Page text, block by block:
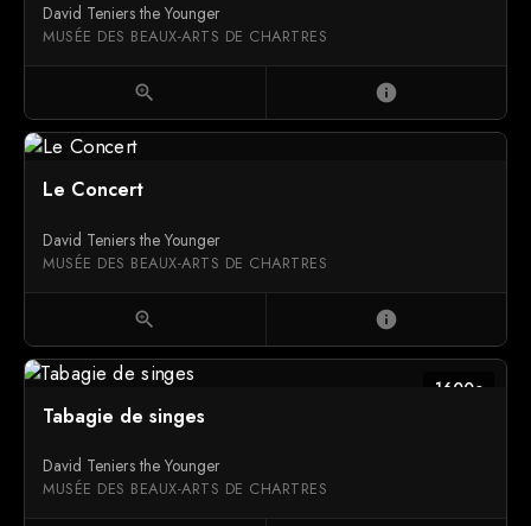
David Teniers the Younger
MUSÉE DES BEAUX-ARTS DE CHARTRES
zoom_in info
Le Concert
David Teniers the Younger
MUSÉE DES BEAUX-ARTS DE CHARTRES
zoom_in info
1600c
Tabagie de singes
David Teniers the Younger
MUSÉE DES BEAUX-ARTS DE CHARTRES